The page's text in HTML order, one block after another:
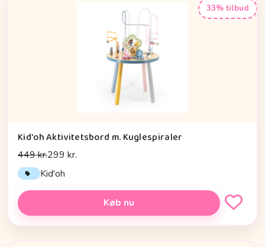
33% tilbud
Kid'oh Aktivitetsbord m. Kuglespiraler
449 kr.299 kr.
Kid'oh
Køb nu